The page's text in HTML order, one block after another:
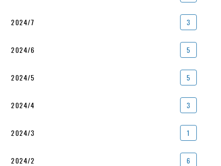
2024/7 3
2024/6 5
2024/5 5
2024/4 3
2024/3 1
2024/2 6